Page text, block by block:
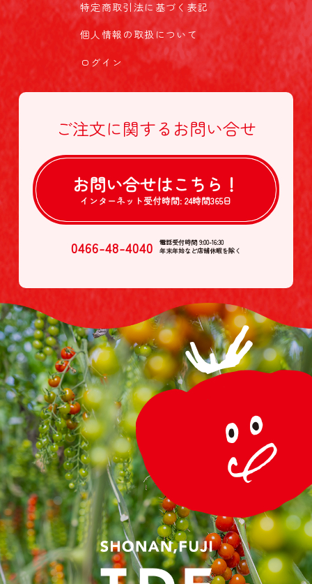
特定商取引法に基づく表記
個人情報の取扱について
ログイン
ご注文に関する お問い合せ
お問い合せはこちら！
インターネット受付時間: 24時間365日
0466-48-4040
電話受付時間 9:00-16:30
年末年始など店舗休暇を除く